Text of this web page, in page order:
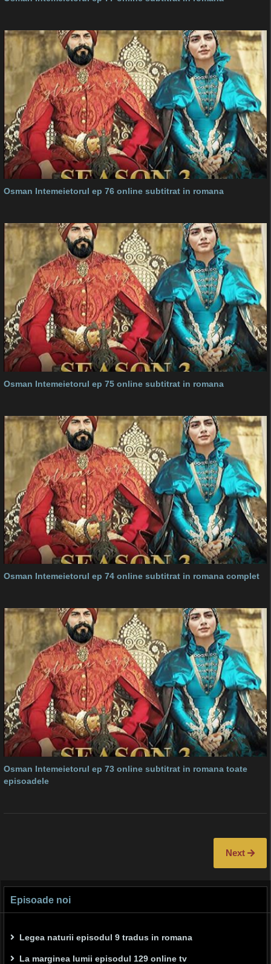
Osman Intemeietorul ep 76 online subtitrat in romana
Osman Intemeietorul ep 75 online subtitrat in romana
Osman Intemeietorul ep 74 online subtitrat in romana complet
Osman Intemeietorul ep 73 online subtitrat in romana toate
episoadele
Next
Episoade noi
Legea naturii episodul 9 tradus in romana
La marginea lumii episodul 129 online tv